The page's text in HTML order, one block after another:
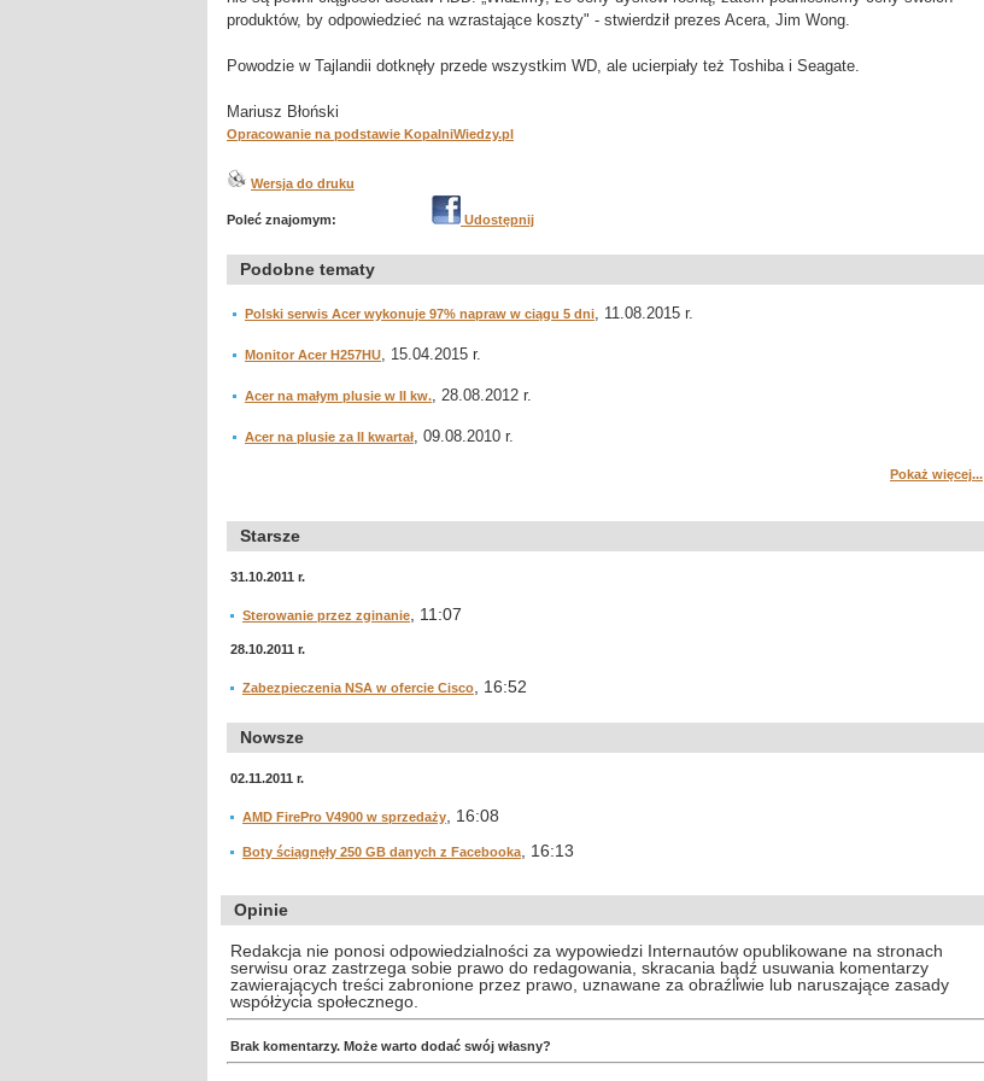
produktów, by odpowiedzieć na wzrastające koszty" - stwierdził prezes Acera, Jim Wong.
Powodzie w Tajlandii dotknęły przede wszystkim WD, ale ucierpiały też Toshiba i Seagate.
Mariusz Błoński
Opracowanie na podstawie KopalniWiedzy.pl
Wersja do druku
Poleć znajomym: Udostępnij
Podobne tematy
Polski serwis Acer wykonuje 97% napraw w ciągu 5 dni, 11.08.2015 r.
Monitor Acer H257HU, 15.04.2015 r.
Acer na małym plusie w II kw., 28.08.2012 r.
Acer na plusie za II kwartał, 09.08.2010 r.
Pokaż więcej...
Starsze
31.10.2011 r.
Sterowanie przez zginanie , 11:07
28.10.2011 r.
Zabezpieczenia NSA w ofercie Cisco , 16:52
Nowsze
02.11.2011 r.
AMD FirePro V4900 w sprzedaży , 16:08
Boty ściągnęły 250 GB danych z Facebooka , 16:13
Opinie
Redakcja nie ponosi odpowiedzialności za wypowiedzi Internautów opublikowane na stronach
serwisu oraz zastrzega sobie prawo do redagowania, skracania bądź usuwania komentarzy
zawierających treści zabronione przez prawo, uznawane za obraźliwie lub naruszające zasady
współżycia społecznego.
Brak komentarzy. Może warto dodać swój własny?